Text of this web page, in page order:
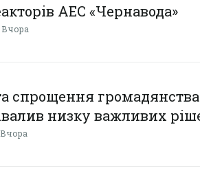
АЕС «Чернавода»
Вчора
спрощення
низку важливих
Вчора